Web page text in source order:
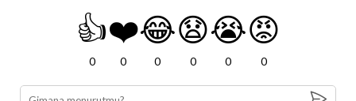
👍
0
❤️
0
😂
0
😧
0
😭
0
😡
0